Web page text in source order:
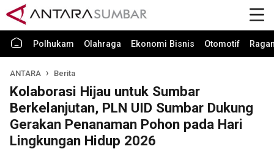
Polhukam Olahraga Ekonomi Bisnis Otomotif
ANTARA Berita
Kolaborasi Hijau untuk Sumbar
Berkelanjutan, PLN UID Sumbar Dukung
Gerakan Penanaman Pohon pada Hari
Lingkungan Hidup 2026